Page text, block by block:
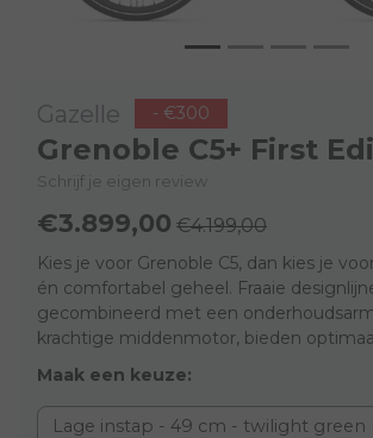
Gazelle - €300
Grenoble C5+ First
Schrijf je eigen review
€3.899,00 €4.199,00
Kies je voor Grenoble C5, dan kies je
én comfortabel geheel. Fraaie
gecombineerd met een
krachtige middenmotor, bieden
Maak een keuze:
Lage instap - 49 cm - twilight green